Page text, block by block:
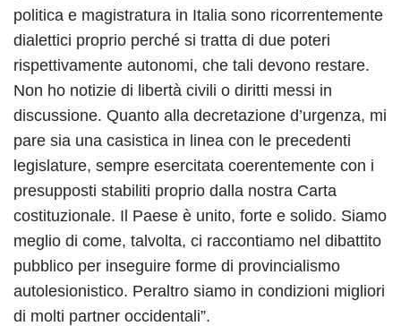
politica e magistratura in Italia sono ricorrentemente
dialettici proprio perché si tratta di due poteri
rispettivamente autonomi, che tali devono restare.
Non ho notizie di libertà civili o diritti messi in
discussione. Quanto alla decretazione d’urgenza, mi
pare sia una casistica in linea con le precedenti
legislature, sempre esercitata coerentemente con i
presupposti stabiliti proprio dalla nostra Carta
costituzionale. Il Paese è unito, forte e solido. Siamo
meglio di come, talvolta, ci raccontiamo nel dibattito
pubblico per inseguire forme di provincialismo
autolesionistico. Peraltro siamo in condizioni migliori
di molti partner occidentali”.